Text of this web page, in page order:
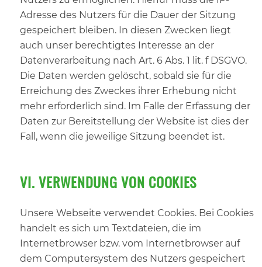
Adresse des Nutzers für die Dauer der Sitzung
gespeichert bleiben. In diesen Zwecken liegt
auch unser berechtigtes Interesse an der
Datenverarbeitung nach Art. 6 Abs. 1 lit. f DSGVO.
Die Daten werden gelöscht, sobald sie für die
Erreichung des Zweckes ihrer Erhebung nicht
mehr erforderlich sind. Im Falle der Erfassung der
Daten zur Bereitstellung der Website ist dies der
Fall, wenn die jeweilige Sitzung beendet ist.
VI. VERWENDUNG VON COOKIES
Unsere Webseite verwendet Cookies. Bei Cookies
handelt es sich um Textdateien, die im
Internetbrowser bzw. vom Internetbrowser auf
dem Computersystem des Nutzers gespeichert